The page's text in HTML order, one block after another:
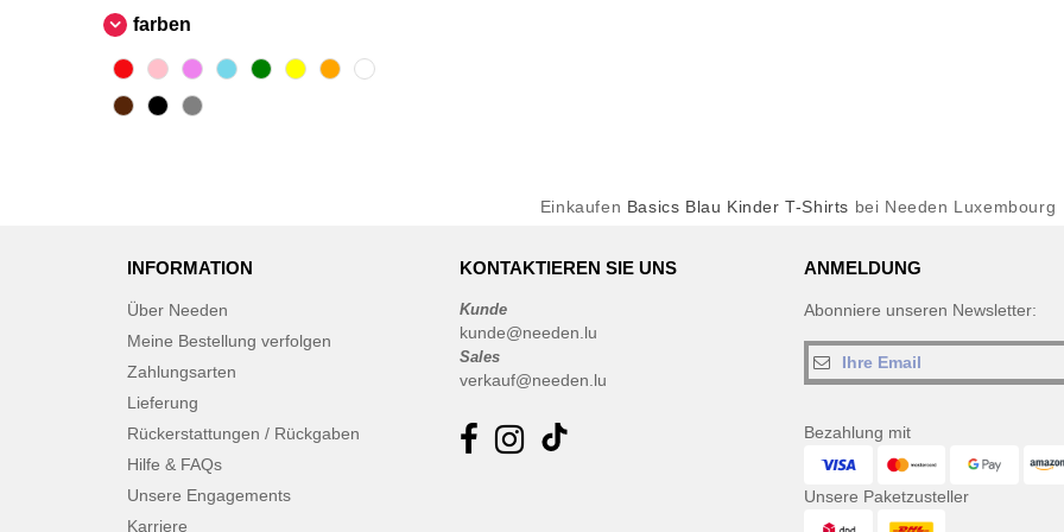
farben
Einkaufen Basics Blau Kinder T-Shirts bei Needen Luxembourg
INFORMATION
Über Needen
Meine Bestellung verfolgen
Zahlungsarten
Lieferung
Rückerstattungen / Rückgaben
Hilfe & FAQs
Unsere Engagements
Karriere
KONTAKTIEREN SIE UNS
Kunde
kunde@needen.lu
Sales
verkauf@needen.lu
ANMELDUNG
Abonniere unseren Newsletter:
Bezahlung mit
Unsere Paketzusteller